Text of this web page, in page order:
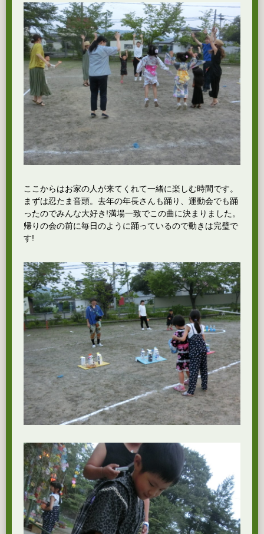
ここからはお家の人が来てくれて一緒に楽しむ時間です。
まずは忍たま音頭。去年の年長さんも踊り、運動会でも踊
ったのでみんな大好き!満場一致でこの曲に決まりました。
帰りの会の前に毎日のように踊っているので動きは完璧で
す!